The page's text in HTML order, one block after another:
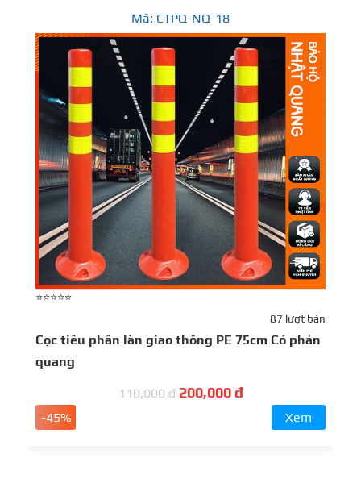
Mã: CTPQ-NQ-18
⭐⭐⭐⭐⭐
87 lượt bán
Cọc tiêu phân làn giao thông PE 75cm Có phản
quang
110,000 đ 200,000 đ
-45% Xem